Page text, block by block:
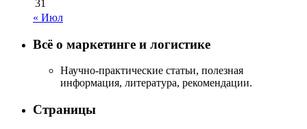
31
« Июл
Всё о маркетинге и логистике
Научно-практические статьи, полезная
информация, литература, рекомендации.
Страницы